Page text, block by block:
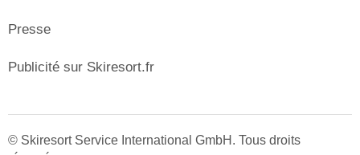
Presse
Publicité sur Skiresort.fr
© Skiresort Service International GmbH. Tous droits